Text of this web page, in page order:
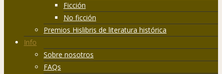
Ficción
No ficción
Premios Hislibris de literatura histórica
Info
Sobre nosotros
FAQs